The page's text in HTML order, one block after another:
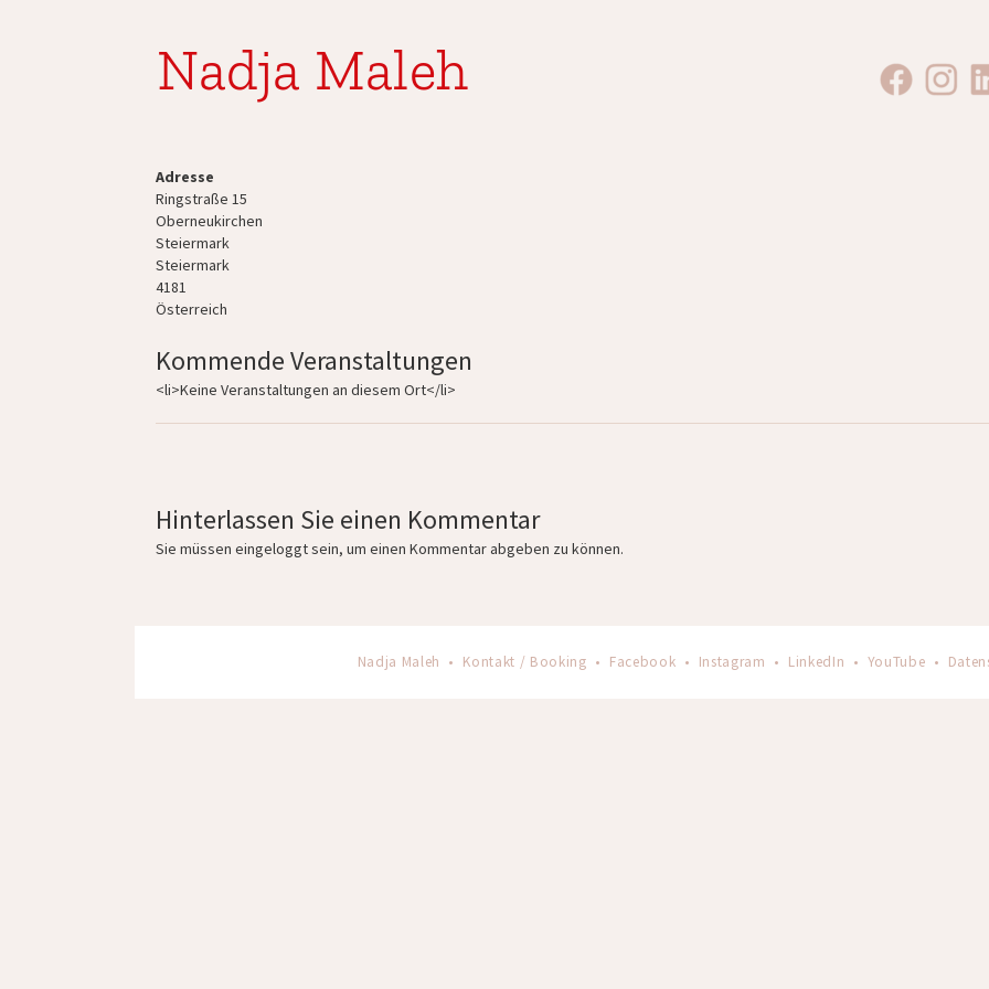
Nadja Maleh
Adresse
Ringstraße 15
Oberneukirchen
Steiermark
Steiermark
4181
Österreich
Kommende Veranstaltungen
<li>Keine Veranstaltungen an diesem Ort</li>
Hinterlassen Sie einen Kommentar
Sie müssen eingeloggtsein, um einen Kommentar abgeben zu können.
Nadja Maleh • Kontakt / Booking • Facebook • Instagram • LinkedIn • YouTube •